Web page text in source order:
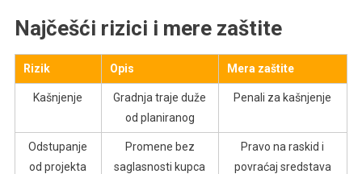
Najčešći rizici i mere zaštite
Rizik Opis Mera zaštite
Kašnjenje
Gradnja traje duže
od planiranog
Penali za kašnjenje
Odstupanje
od projekta
Promene bez
saglasnosti kupca
Pravo na raskid i
povraćaj sredstava